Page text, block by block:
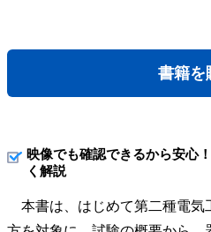
書籍を
映像でも確認できるから安心
く解説
本書は、はじめて第二種電気